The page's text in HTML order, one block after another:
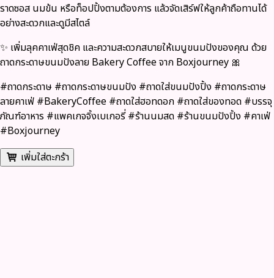
ราดซอส นมข้น หรือท็อปปิ้งตามต้องการ แล้วจัดเสิร์ฟให้ลูกค้าถือทานได้
อย่างสะดวกและดูมีสไตล์
✨ เพิ่มลุคคาเฟ่สุดชิค และความสะดวกสบายให้เมนูขนมปังของคุณ ด้วย
ถาดกระดาษขนมปังลาย Bakery Coffee จาก Boxjourney 🎀
#ถาดกระดาษ #ถาดกระดาษขนมปัง #ถาดใส่ขนมปังปิ้ง #ถาดกระดาษ
ลายคาเฟ่ #BakeryCoffee #ถาดใส่ฮอทดอก #ถาดใส่ของทอด #บรรจุ
ภัณฑ์อาหาร #แพคเกจจิ้งเบเกอรี่ #ร้านนมสด #ร้านขนมปังปิ้ง #คาเฟ่
#Boxjourney
เพิ่มใส่ตะกร้า